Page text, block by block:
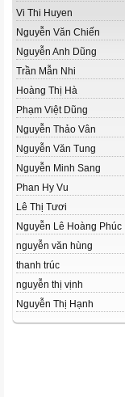
Vi Thi Huyen
Nguyễn Văn Chiến
Nguyễn Anh Dũng
Trần Mẫn Nhi
Hoàng Thị Hà
Phạm Việt Dũng
Nguyễn Thảo Vân
Nguyễn Văn Tung
Nguyễn Minh Sang
Phan Hy Vu
Lê Thị Tươi
Nguyễn Lê Hoàng Phúc
nguyễn văn hùng
thanh trúc
nguyễn thị vịnh
Nguyễn Thị Hạnh